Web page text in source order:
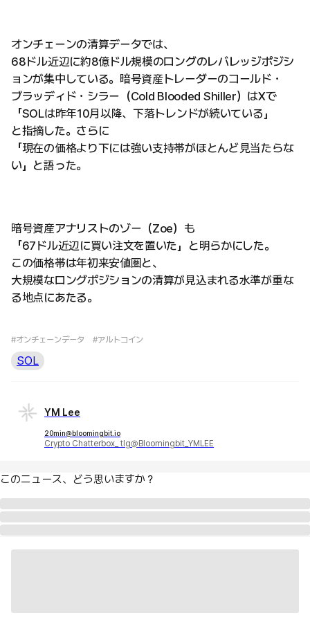
オンチェーンの清算データでは、
68ドル近辺に約8億ドル規模のロングのレバレッジポジシ
ョンが集中している。暗号資産トレーダーのコールド・
ブラッディド・シラー（Cold Blooded Shiller）はXで
「SOLは昨年10月以降、下落トレンドが続いている」
と指摘した。さらに
「現在の価格より下には強い支持帯がほとんど見当たらな
い」と語った。
暗号資産アナリストのゾー（Zoe）も
「67ドル近辺に買い注文を置いた」と明らかにした。
この価格帯は年初来安値圏と、
大規模なロングポジションの清算が見込まれる水準が重な
る地点にあたる。
#オンチェーンデータ #アルトコイン
SOL
YM Lee
20min@bloomingbit.io
Crypto Chatterbox_ tlg@Bloomingbit_YMLEE
このニュース、どう思いますか？